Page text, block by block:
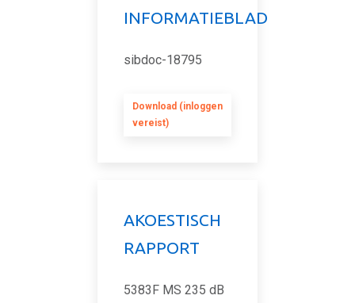
INFORMATIEBLAD
sibdoc-18795
Download (inloggen
vereist)
AKOESTISCH
RAPPORT
5383F MS 235 dB